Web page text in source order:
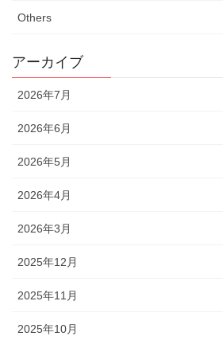
Others
アーカイブ
2026年7月
2026年6月
2026年5月
2026年4月
2026年3月
2025年12月
2025年11月
2025年10月